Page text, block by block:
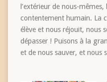
l’extérieur de nous-
contentement humain. La
élève et nous réjouit, nous
dépasser ! Puisons à la
et de nous sauver, et nous